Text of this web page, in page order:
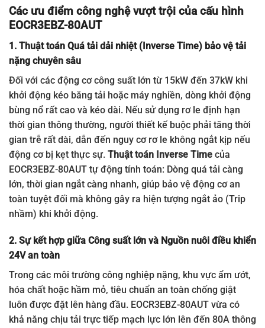
Các ưu điểm công nghệ vượt trội của cấu hình
EOCR3EBZ-80AUT
1. Thuật toán Quá tải dải nhiệt (Inverse Time) bảo vệ tải
nặng chuyên sâu
Đối với các động cơ công suất lớn từ 15kW đến 37kW khi
khởi động kéo băng tải hoặc máy nghiền, dòng khởi động
bùng nổ rất cao và kéo dài. Nếu sử dụng rơ le định hạn
thời gian thông thường, người thiết kế buộc phải tăng thời
gian trễ rất dài, dẫn đến nguy cơ rơ le không ngắt kịp nếu
động cơ bị kẹt thực sự. Thuật toán Inverse Time của
EOCR3EBZ-80AUT tự động tính toán: Dòng quá tải càng
lớn, thời gian ngắt càng nhanh, giúp bảo vệ động cơ an
toàn tuyệt đối mà không gây ra hiện tượng ngắt ảo (Trip
nhầm) khi khởi động.
2. Sự kết hợp giữa Công suất lớn và Nguồn nuôi điều khiển
24V an toàn
Trong các môi trường công nghiệp nặng, khu vực ẩm ướt,
hóa chất hoặc hầm mỏ, tiêu chuẩn an toàn chống giật
luôn được đặt lên hàng đầu. EOCR3EBZ-80AUT vừa có
khả năng chịu tải trực tiếp mạch lực lớn lên đến 80A thông